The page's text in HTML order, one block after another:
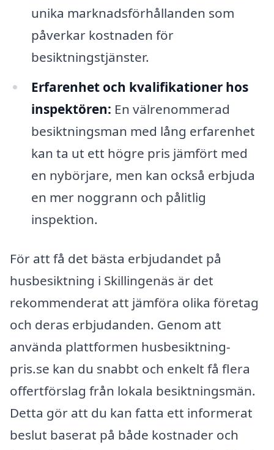
unika marknadsförhållanden som
påverkar kostnaden för
besiktningstjänster.
Erfarenhet och kvalifikationer hos
inspektören: En välrenommerad
besiktningsman med lång erfarenhet
kan ta ut ett högre pris jämfört med
en nybörjare, men kan också erbjuda
en mer noggrann och pålitlig
inspektion.
För att få det bästa erbjudandet på
husbesiktning i Skillingenäs är det
rekommenderat att jämföra olika företag
och deras erbjudanden. Genom att
använda plattformen husbesiktning-
pris.se kan du snabbt och enkelt få flera
offertförslag från lokala besiktningsmän.
Detta gör att du kan fatta ett informerat
beslut baserat på både kostnader och